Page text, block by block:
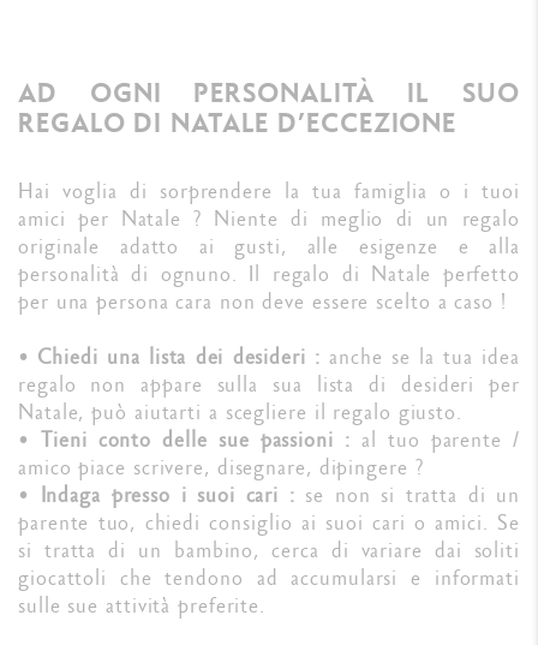
AD OGNI PERSONALITÀ IL SUO
REGALO DI NATALE D’ECCEZIONE
Hai voglia di sorprendere la tua famiglia o i tuoi
amici per Natale ? Niente di meglio di un regalo
originale adatto ai gusti, alle esigenze e alla
personalità di ognuno. Il regalo di Natale perfetto
per una persona cara non deve essere scelto a caso !
• Chiedi una lista dei desideri :anche se la tua idea
regalo non appare sulla sua lista di desideri per
Natale, può aiutarti a scegliere il regalo giusto.
•Tieni conto delle sue passioni : al tuo parente /
amico piace scrivere, disegnare, dipingere ?
• Indaga presso i suoi cari : se non si tratta di un
parente tuo, chiedi consiglio ai suoi cari o amici. Se
si tratta di un bambino, cerca di variare dai soliti
giocattoli che tendono ad accumularsi e informati
sulle sue attività preferite.